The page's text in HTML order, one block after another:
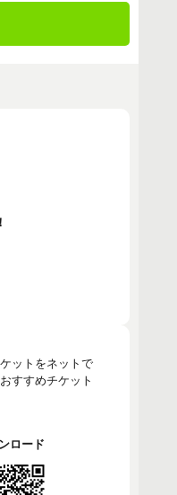
ットをネットで
すすめチケット
ロード